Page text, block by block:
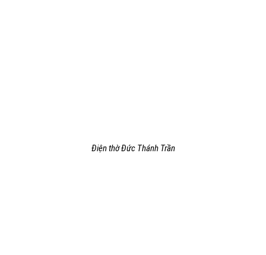
Điện thờ Đức Thánh Trần